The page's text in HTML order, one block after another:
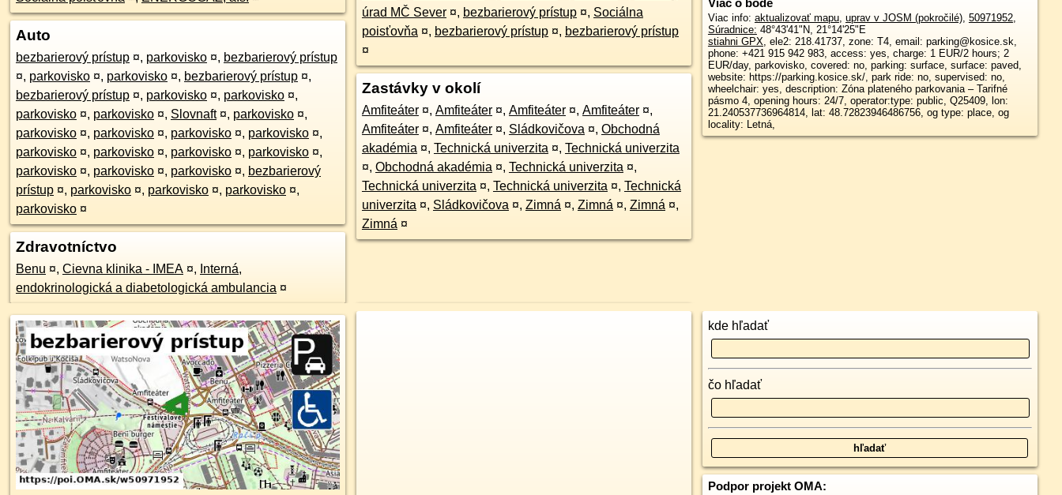
Auto
bezbarierový prístup ¤, parkovisko ¤, bezbarierový prístup
¤, parkovisko ¤, parkovisko ¤, bezbarierový prístup ¤,
bezbarierový prístup ¤, parkovisko ¤, parkovisko ¤,
parkovisko ¤, parkovisko ¤, Slovnaft ¤, parkovisko ¤,
parkovisko ¤, parkovisko ¤, parkovisko ¤, parkovisko ¤,
parkovisko ¤, parkovisko ¤, parkovisko ¤, parkovisko ¤,
parkovisko ¤, parkovisko ¤, parkovisko ¤, bezbarierový
prístup ¤, parkovisko ¤, parkovisko ¤, parkovisko ¤,
parkovisko ¤
Zdravotníctvo
Benu ¤, Cievna klinika - IMEA ¤, Interná,
endokrinologická a diabetologická ambulancia ¤
úrad MČ Sever ¤, bezbarierový prístup ¤, Sociálna
poisťovňa ¤, bezbarierový prístup ¤, bezbarierový prístup
¤
Zastávky v okolí
Amfiteáter ¤, Amfiteáter ¤, Amfiteáter ¤, Amfiteáter ¤,
Amfiteáter ¤, Amfiteáter ¤, Sládkovičova ¤, Obchodná
akadémia ¤, Technická univerzita ¤, Technická univerzita
¤, Obchodná akadémia ¤, Technická univerzita ¤,
Technická univerzita ¤, Technická univerzita ¤, Technická
univerzita ¤, Sládkovičova ¤, Zimná ¤, Zimná ¤, Zimná ¤,
Zimná ¤
Viac o bode
Viac info: aktualizovať mapu, uprav v JOSM (pokročilé), 50971952,
Súradnice: 48°43'41"N, 21°14'25"E
stiahni GPX, ele2: 218.41737, zone: T4, email: parking@kosice.sk,
phone: +421 915 942 983, access: yes, charge: 1 EUR/2 hours; 2
EUR/day, parkovisko, covered: no, parking: surface, surface: paved,
website: https://parking.kosice.sk/, park ride: no, supervised: no,
wheelchair: yes, description: Zóna plateného parkovania – Tarifné
pásmo 4, opening hours: 24/7, operator:type: public, Q25409, lon:
21.240537736964814, lat: 48.72823946486756, og type: place, og
locality: Letná,
kde hľadať
čo hľadať
Podpor projekt OMA: